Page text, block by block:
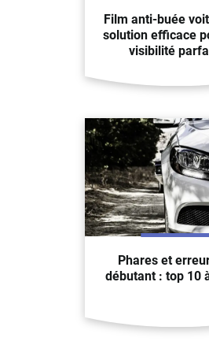
Film anti-buée
solution efficace
visibilité
Phares et
débutant : top 10